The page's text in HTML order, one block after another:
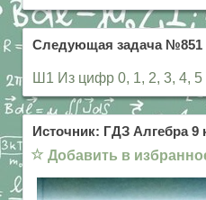
Следующая задача №851
Ш1 Из цифр 0, 1, 2, 3, 4, 5
Источник: ГДЗ Алгебра 9
☆ Добавить в